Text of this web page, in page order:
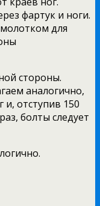
фартук и ноги.
молотком для
стороны.
аналогично,
отступив 150
болты следует